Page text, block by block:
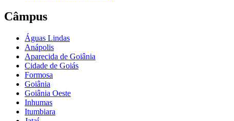
Câmpus
Águas Lindas
Anápolis
Aparecida de Goiânia
Cidade de Goiás
Formosa
Goiânia
Goiânia Oeste
Inhumas
Itumbiara